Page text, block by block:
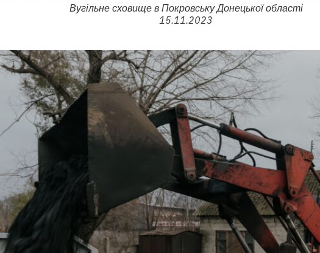
Вугільне сховище в Покровську Донецької області
15.11.2023